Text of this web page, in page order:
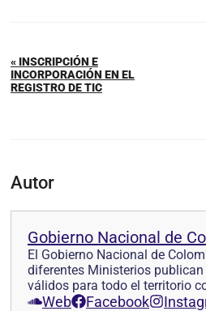
« INSCRIPCIÓN E
INCORPORACIÓN EN EL
REGISTRO DE TIC
Autor
Gobierno Nacional de
El Gobierno Nacional de
diferentes Ministerios
válidos para todo el territorio
Web Facebook